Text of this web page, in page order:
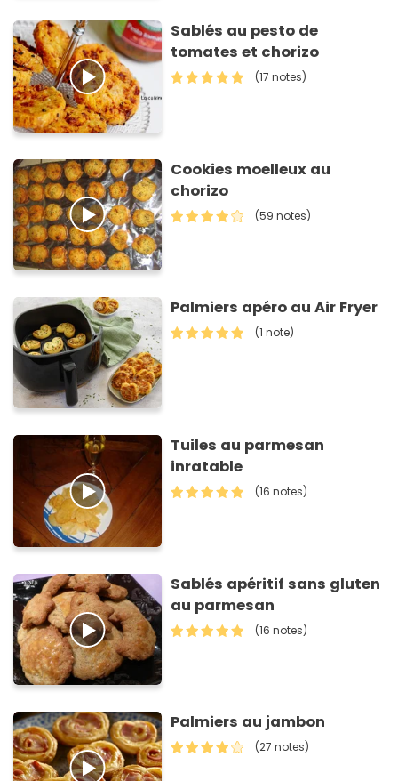
Sablés au pesto de
tomates et chorizo
(17 notes)
Cookies moelleux au
chorizo
(59 notes)
Palmiers apéro au Air Fryer
(1 note)
Tuiles au parmesan
inratable
(16 notes)
Sablés apéritif sans gluten
au parmesan
(16 notes)
Palmiers au jambon
(27 notes)